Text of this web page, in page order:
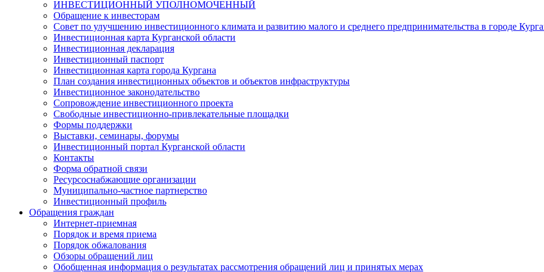
ИНВЕСТИЦИОННЫЙ УПОЛНОМОЧЕННЫЙ
Обращение к инвесторам
Совет по улучшению инвестиционного климата и развитию малого и среднего предпринимательства в городе
Инвестиционная карта Курганской области
Инвестиционная декларация
Инвестиционный паспорт
Инвестиционная карта города Кургана
План создания инвестиционных объектов и объектов инфраструктуры
Инвестиционное законодательство
Сопровождение инвестиционного проекта
Свободные инвестиционно-привлекательные площадки
Формы поддержки
Выставки, семинары, форумы
Инвестиционный портал Курганской области
Контакты
Форма обратной связи
Ресурсоснабжающие организации
Муниципально-частное партнерство
Инвестиционный профиль
Обращения граждан
Интернет-приемная
Порядок и время приема
Порядок обжалования
Обзоры обращений лиц
Обобщенная информация о результатах рассмотрения обращений лиц и принятых мерах